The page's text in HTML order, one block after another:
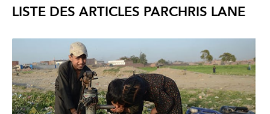
LISTE DES ARTICLES PARCHRIS LANE